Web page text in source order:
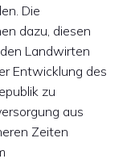
Die
dazu, diesen
Landwirten
Entwicklung des
zu
aus
Zeiten